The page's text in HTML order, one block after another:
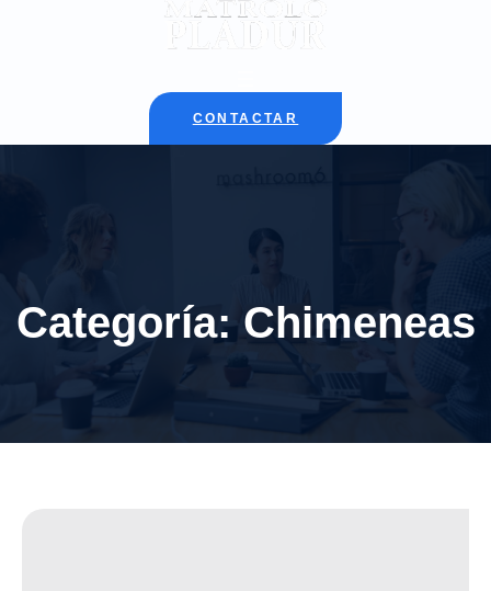
CONTACTAR
Categoría:Chimeneas